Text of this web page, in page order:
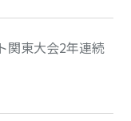
関東大会2年連続